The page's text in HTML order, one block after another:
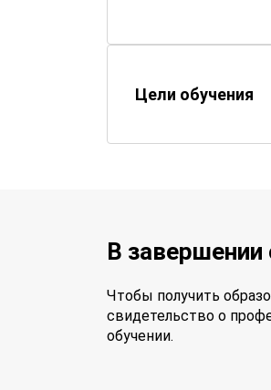
Цели обучения
В
Чтобы получить
свидетельство о
обучении.